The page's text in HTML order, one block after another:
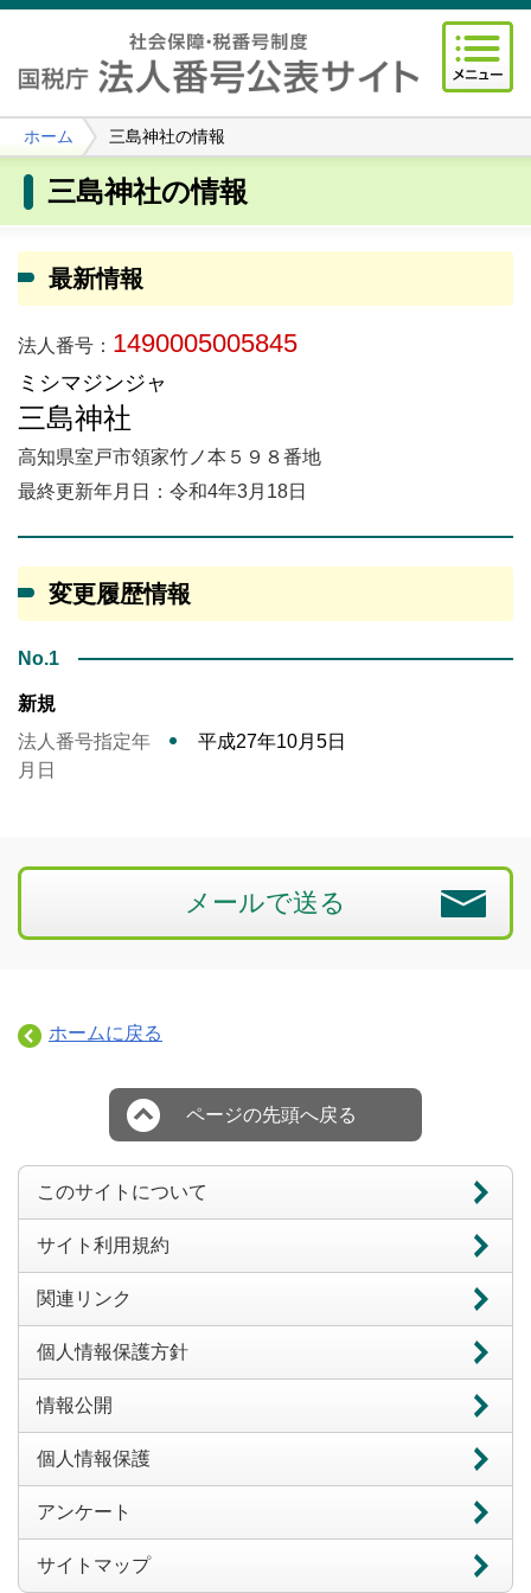
ホーム 三島神社の情報
三島神社の情報
最新情報
法人番号： 1490005005845
ミシマジンジャ
三島神社
高知県室戸市領家竹ノ本５９８番地
最終更新年月日：令和4年3月18日
変更履歴情報
No.1
新規
法人番号指定年
月日
平成27年10月5日
メールで送る
ホームに戻る
ページの先頭へ戻る
このサイトについて
サイト利用規約
関連リンク
個人情報保護方針
情報公開
個人情報保護
アンケート
サイトマップ